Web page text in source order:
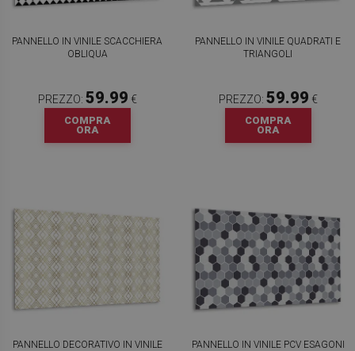
PANNELLO IN VINILE SCACCHIERA
OBLIQUA
PREZZO: 59.99 €
COMPRA
ORA
PANNELLO IN VINILE QUADRATI E
TRIANGOLI
PREZZO: 59.99 €
COMPRA
ORA
PANNELLO DECORATIVO IN VINILE
PANNELLO IN VINILE PCV ESAGONI